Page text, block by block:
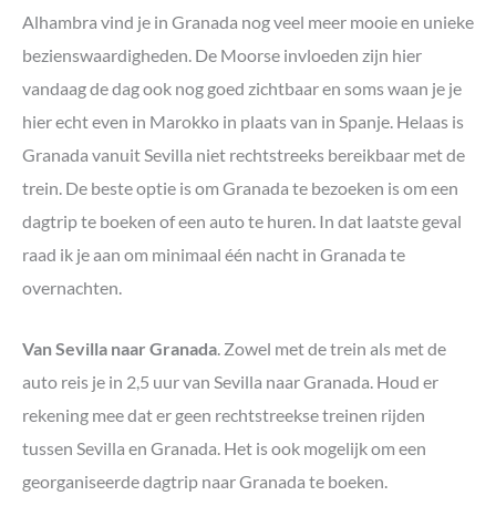
Alhambra vind je in Granada nog veel meer mooie en unieke
bezienswaardigheden. De Moorse invloeden zijn hier
vandaag de dag ook nog goed zichtbaar en soms waan je je
hier echt even in Marokko in plaats van in Spanje. Helaas is
Granada vanuit Sevilla niet rechtstreeks bereikbaar met de
trein. De beste optie is om Granada te bezoeken is om een
dagtrip te boeken of een auto te huren. In dat laatste geval
raad ik je aan om minimaal één nacht in Granada te
overnachten.
Van Sevilla naar Granada. Zowel met de trein als met de
auto reis je in 2,5 uur van Sevilla naar Granada. Houd er
rekening mee dat er geen rechtstreekse treinen rijden
tussen Sevilla en Granada. Het is ook mogelijk om een
georganiseerde dagtrip naar Granada te boeken.